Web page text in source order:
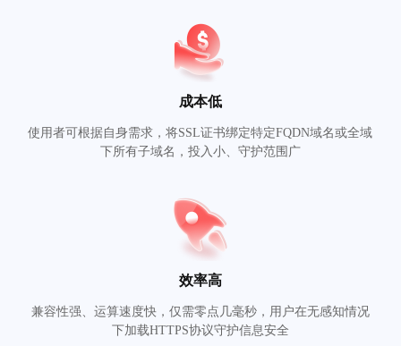
成本低
使用者可根据自身需求，将SSL证书绑定特定FQDN域名或全域
下所有子域名，投入小、守护范围广
效率高
兼容性强、运算速度快，仅需零点几毫秒，用户在无感知情况
下加载HTTPS协议守护信息安全